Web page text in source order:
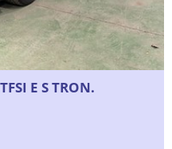
E S TRON.